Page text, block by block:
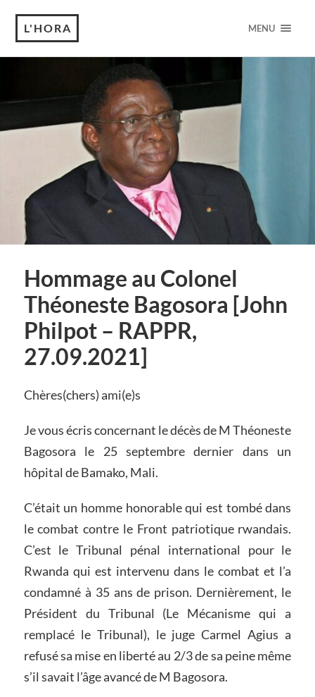
L'HORA MENU
Hommage au Colonel
Théoneste Bagosora [John
Philpot – RAPPR,
27.09.2021]
Chères(chers) ami(e)s
Je vous écris concernant le décès de M Théoneste
Bagosora le 25 septembre dernier dans un
hôpital de Bamako, Mali.
C’était un homme honorable qui est tombé dans
le combat contre le Front patriotique rwandais.
C’est le Tribunal pénal international pour le
Rwanda qui est intervenu dans le combat et l’a
condamné à 35 ans de prison. Dernièrement, le
Président du Tribunal (Le Mécanisme qui a
remplacé le Tribunal), le juge Carmel Agius a
refusé sa mise en liberté au 2/3 de sa peine même
s’il savait l’âge avancé de M Bagosora.